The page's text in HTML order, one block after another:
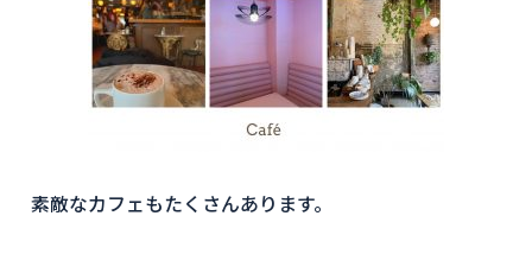
素敵なカフェもたくさんあります。